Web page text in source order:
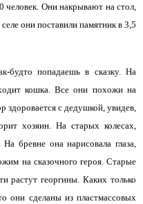
человек. Они накрывают на стол,
они поставили памятник в 3,5
будто попадаешь в сказку. На
кошка. Все они похожи на
здоровается с дедушкой, увидев,
хозяин. На старых колесах,
бревне она нарисовала глаза,
на сказочного героя. Старые
растут георгины. Каких только
они сделаны из пластмассовых